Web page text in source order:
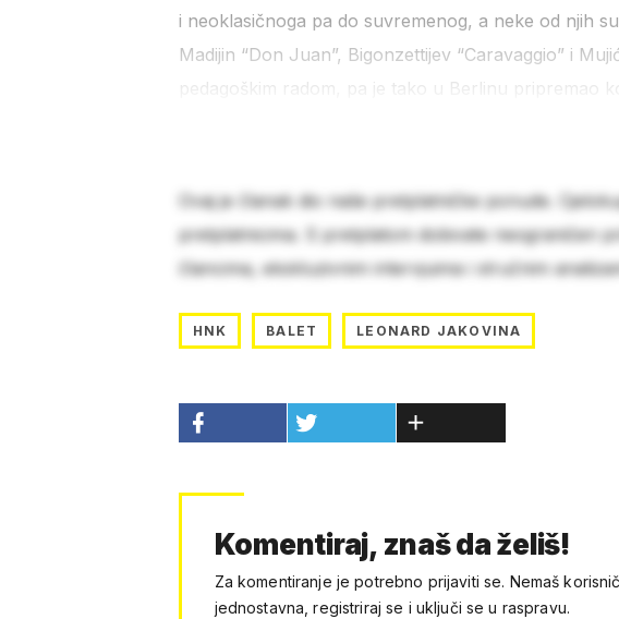
i neoklasičnoga pa do suvremenog, a neke od njih
Madijin “Don Juan”, Bigonzettijev “Caravaggio” i
pedagoškim radom, pa je tako u Berlinu pripremao
Ovaj je članak dio naše pretplatničke ponude.
pretplatnicima. S pretplatom dobivate neograničen
člancima, ekskluzivnim intervjuima i stručnim
HNK BALET LEONARD JAKOVINA
Komentiraj, znaš da želiš!
Za komentiranje je potrebno prijaviti se. Nemaš
jednostavna, registriraj se i uključi se u raspravu.